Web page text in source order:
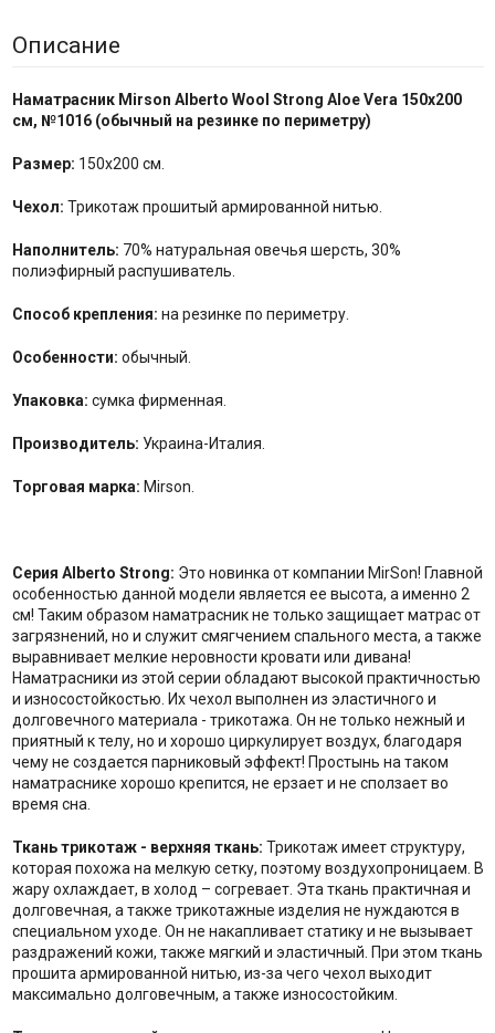
Описание
Наматрасник Mirson Alberto Wool Strong Aloe Vera 150x200
см, №1016 (обычный на резинке по периметру)
Размер: 150x200 см.
Чехол: Трикотаж прошитый армированной нитью.
Наполнитель: 70% натуральная овечья шерсть, 30%
полиэфирный распушиватель.
Способ крепления: на резинке по периметру.
Особенности: обычный.
Упаковка: сумка фирменная.
Производитель: Украина-Италия.
Торговая марка: Mirson.
Серия Alberto Strong: Это новинка от компании MirSon! Главной
особенностью данной модели является ее высота, а именно 2
см! Таким образом наматрасник не только защищает матрас от
загрязнений, но и служит смягчением спального места, а также
выравнивает мелкие неровности кровати или дивана!
Наматрасники из этой серии обладают высокой практичностью
и износостойкостью. Их чехол выполнен из эластичного и
долговечного материала - трикотажа. Он не только нежный и
приятный к телу, но и хорошо циркулирует воздух, благодаря
чему не создается парниковый эффект! Простынь на таком
наматраснике хорошо крепится, не ерзает и не сползает во
время сна.
Ткань трикотаж - верхняя ткань: Трикотаж имеет структуру,
которая похожа на мелкую сетку, поэтому воздухопроницаем. В
жару охлаждает, в холод – согревает. Эта ткань практичная и
долговечная, а также трикотажные изделия не нуждаются в
специальном уходе. Он не накапливает статику и не вызывает
раздражений кожи, также мягкий и эластичный. При этом ткань
прошита армированной нитью, из-за чего чехол выходит
максимально долговечным, а также износостойким.